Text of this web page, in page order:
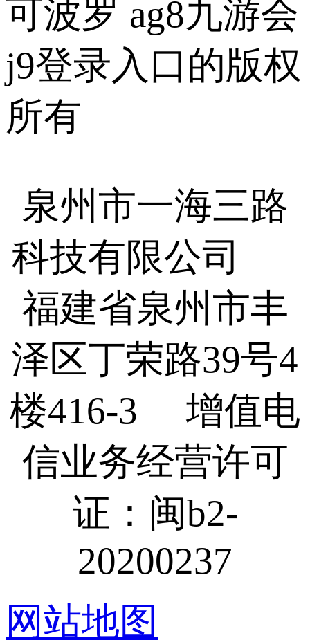
可波罗 ag8九游会
j9登录入口的版权
所有
泉州市一海三路
科技有限公司
福建省泉州市丰
泽区丁荣路39号4
楼416-3 增值电
信业务经营许可
证：闽b2-
20200237
网站地图